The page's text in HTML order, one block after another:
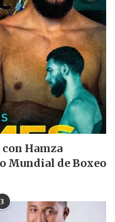
Hamza
Mundial de Boxeo
3